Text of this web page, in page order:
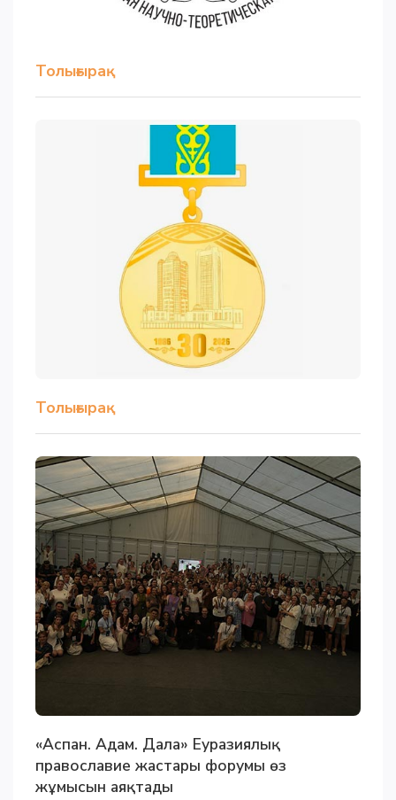
Толығырақ
Толығырақ
«Аспан. Адам. Дала» Еуразиялық
православие жастары форумы өз
жұмысын аяқтады